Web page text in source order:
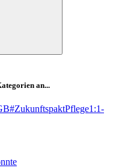
an...
#ZukunftspaktPflege1:1-